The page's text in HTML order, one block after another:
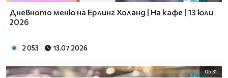
Дневното меню на Ерлинг Холанд | На кафе | 13 юли
2026
2 053 13.07.2026
05:31